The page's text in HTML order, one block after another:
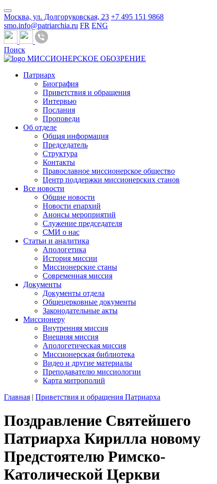
Москва, ул. Долгоруковская, 23 +7 495 151 9868
smo.info@patriarchia.ru FR ENG
Поиск
МИССИОНЕРСКОЕ ОБОЗРЕНИЕ
Патриарх
Биография
Приветствия и обращения
Интервью
Послания
Проповеди
Об отделе
Общая информация
Председатель
Структура
Контакты
Православное миссионерское общество
Центр поддержки миссионерских станов
Все новости
Общие новости
Новости епархий
Анонсы мероприятий
Служение председателя
СМИ о нас
Статьи и аналитика
Апологетика
История миссии
Миссионерские станы
Современная миссия
Документы
Документы отдела
Общецерковные документы
Законодательные акты
Миссионеру
Внутренняя миссия
Внешняя миссия
Апологетическая миссия
Миссионерская библиотека
Видео и другие материалы
Преподавателю миссиологии
Карта митрополий
Главная | Приветствия и обращения Патриарха
Поздравление Святейшего
Патриарха Кирилла новому
Предстоятелю Римско-
Католической Церкви